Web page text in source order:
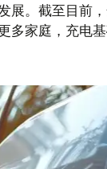
展。截至目前
家庭，充电